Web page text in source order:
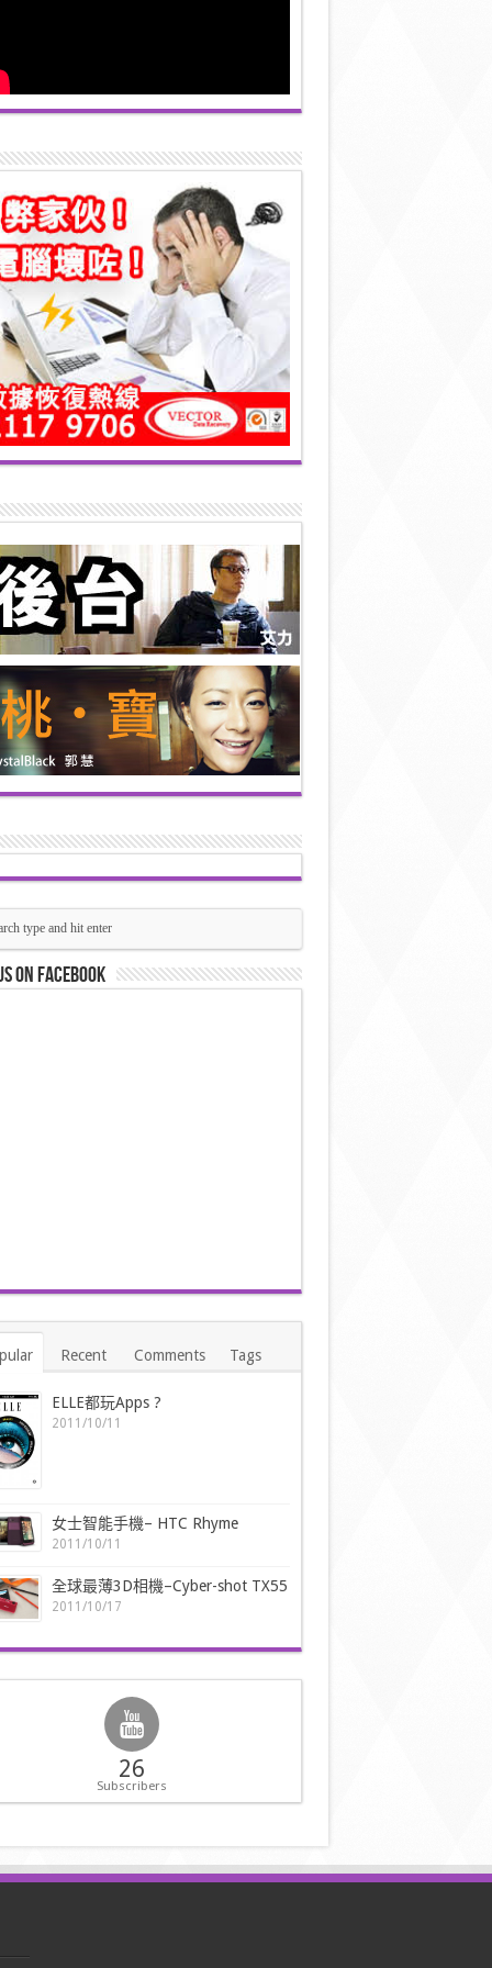
on Facebook
Recent Comments Tags
ELLE都玩Apps ?
2011/10/11
女士智能手機– HTC Rhyme
2011/10/11
全球最薄3D相機–Cyber-shot TX55
2011/10/17
26
Subscribers